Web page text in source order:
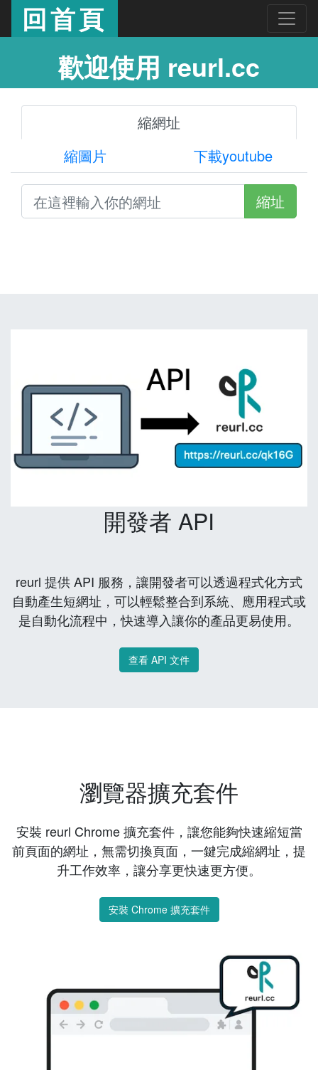
回首頁
歡迎使用 reurl.cc
縮網址
縮圖片
下載youtube
縮址
開發者 API
reurl 提供 API 服務，讓開發者可以透過程式化方式
自動產生短網址，可以輕鬆整合到系統、應用程式或
是自動化流程中，快速導入讓你的產品更易使用。
查看 API 文件
瀏覽器擴充套件
安裝 reurl Chrome 擴充套件，讓您能夠快速縮短當
前頁面的網址，無需切換頁面，一鍵完成縮網址，提
升工作效率，讓分享更快速更方便。
安裝 Chrome 擴充套件